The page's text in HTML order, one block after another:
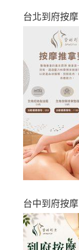
台北到府按摩
台中到府按摩